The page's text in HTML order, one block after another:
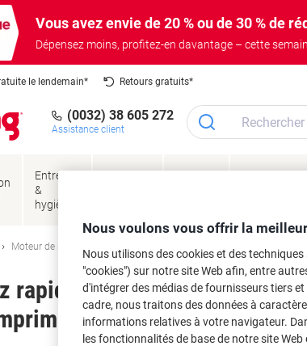
Vous avez envie de 20 % ou de 30 % de
Dépensez moins, profitez-en davantage – cette
le lendemain* Retours gratuits*
(0032) 38 605 272
Assistance client
Entretien
&
hygiène
Moteur de recherche d'encre et toner
rapidement les cartouches
Nous voulons vous offrir la
Nous utilisons des cookies et des
"cookies") sur notre site Web afin, entre
d'intégrer des médias de fournisseurs tiers
cadre, nous traitons des données à
informations relatives à votre navigateur.
les fonctionnalités de base de notre site